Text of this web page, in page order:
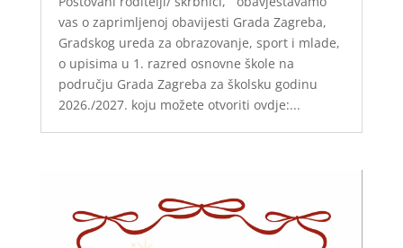
vas o zaprimljenoj obavijesti Grada Zagreba,
Gradskog ureda za obrazovanje, sport i mlade,
o upisima u 1. razred osnovne škole na
području Grada Zagreba za školsku godinu
2026./2027. koju možete otvoriti ovdje:...